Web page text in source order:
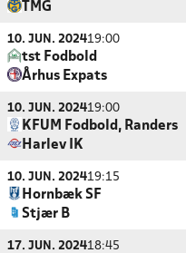
TMG
10. JUN. 202419:00
tst Fodbold
Århus Expats
10. JUN. 202419:00
KFUM Fodbold, Randers
Harlev IK
10. JUN. 202419:15
Hornbæk SF
Stjær B
17. JUN. 202418:45